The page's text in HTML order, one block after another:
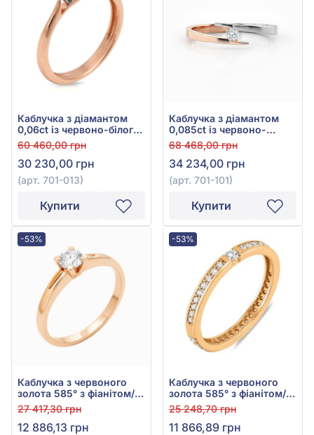
Каблучка з діамантом
0,06ct із червоно-білого
золота 585°, арт. 701-013
60 460,00 грн
30 230,00 грн
(арт. 701-013)
Купити
Каблучка з діамантом
0,085ct із червоно-
білого золота 585°, арт.
701-101
68 468,00 грн
34 234,00 грн
(арт. 701-101)
Купити
-53%
Каблучка з червоного
золота 585° з фіанітом/
куб.цирконієм, арт.
140481
27 417,30 грн
12 886,13 грн
-53%
Каблучка з червоного
золота 585° з фіанітом/
куб.цирконієм, арт.
141164
25 248,70 грн
11 866,89 грн